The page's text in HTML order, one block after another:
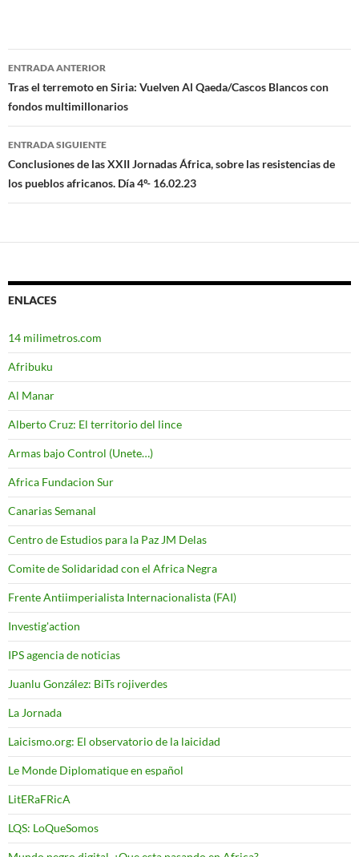
Navegación
de
entradas
ENTRADA ANTERIOR
Tras el terremoto en Siria: Vuelven Al Qaeda/Cascos Blancos con
fondos multimillonarios
ENTRADA SIGUIENTE
Conclusiones de las XXII Jornadas África, sobre las resistencias de
los pueblos africanos. Día 4º- 16.02.23
ENLACES
14 milimetros.com
Afribuku
Al Manar
Alberto Cruz: El territorio del lince
Armas bajo Control (Unete…)
Africa Fundacion Sur
Canarias Semanal
Centro de Estudios para la Paz JM Delas
Comite de Solidaridad con el Africa Negra
Frente Antiimperialista Internacionalista (FAI)
Investig'action
IPS agencia de noticias
Juanlu González: BiTs rojiverdes
La Jornada
Laicismo.org: El observatorio de la laicidad
Le Monde Diplomatique en español
LitERaFRicA
LQS: LoQueSomos